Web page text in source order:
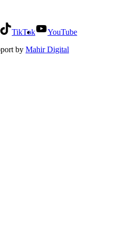
TikTok
YouTube
by Mahir Digital